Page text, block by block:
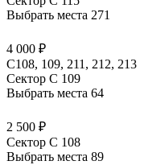
Выбрать места 271
4 000 ₽
С108, 109, 211, 212, 213
Сектор C 109
Выбрать места 64
2 500 ₽
Сектор C 108
Выбрать места 89